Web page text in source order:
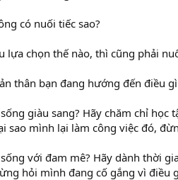
có nuối tiếc sao?
lựa chọn thế nào, thì cũng phải
thân bạn đang hướng đến điều
giàu sang? Hãy chăm chỉ
sao mình lại làm công việc đó,
với đam mê? Hãy dành thời
hỏi mình đang cố gắng vì điều